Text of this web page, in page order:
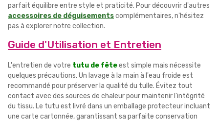
parfait équilibre entre style et praticité. Pour découvrir d'autres
accessoires de déguisementscomplémentaires, n'hésitez
pas à explorer notre collection.
Guide d'Utilisation et Entretien
L'entretien de votre tutu de fêteest simple mais nécessite
quelques précautions. Un lavage à la main à l'eau froide est
recommandé pour préserver la qualité du tulle. Évitez tout
contact avec des sources de chaleur pour maintenir l'intégrité
du tissu. Le tutu est livré dans un emballage protecteur incluant
une carte cartonnée, garantissant sa parfaite conservation